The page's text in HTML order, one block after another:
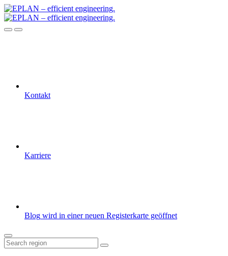
Kontakt
Karriere
Blog wird in einer neuen Registerkarte geöffnet